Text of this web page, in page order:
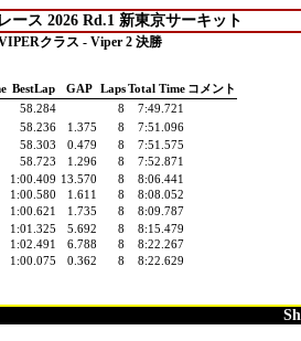
ース 2026 Rd.1 新東京サーキット
クラス - Viper 2 決勝
BestLap GAP LapsTotal Time コメント
58.284 8
7:49.721
58.236 1.375 8
7:51.096
58.303 0.479 8
7:51.575
58.723 1.296 8
7:52.871
1:00.409 13.570 8
8:06.441
1:00.580 1.611 8
8:08.052
1:00.621 1.735 8
8:09.787
1:01.325 5.692 8
8:15.479
1:02.491 6.788 8
8:22.267
1:00.075 0.362 8 8:22.629